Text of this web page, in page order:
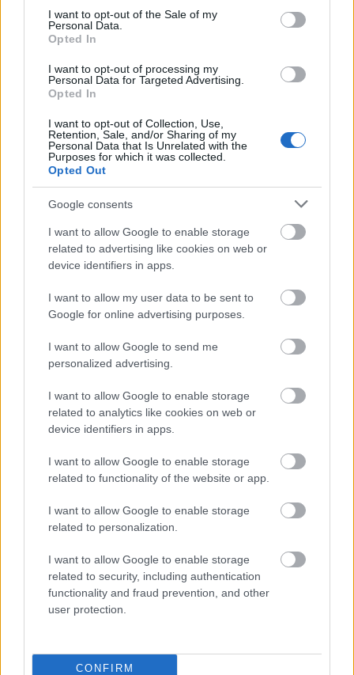
consent section.
I want to opt-out of the Sale of my
Personal Data.
Opted In
I want to opt-out of processing my
Personal Data for Targeted Advertising.
Opted In
I want to opt-out of Collection, Use,
Retention, Sale, and/or Sharing of my
Personal Data that Is Unrelated with the
Purposes for which it was collected.
Opted Out
Google consents
I want to allow Google to enable storage
related to advertising like cookies on web or
device identifiers in apps.
I want to allow my user data to be sent to
Google for online advertising purposes.
I want to allow Google to send me
personalized advertising.
I want to allow Google to enable storage
related to analytics like cookies on web or
device identifiers in apps.
I want to allow Google to enable storage
related to functionality of the website or app.
I want to allow Google to enable storage
related to personalization.
I want to allow Google to enable storage
related to security, including authentication
functionality and fraud prevention, and other
user protection.
CONFIRM
LEGFRISSEBB
Megérkezett az eső a Duna vízgyűjtőjére
Országos hírek
KECSKEMÉTEN IS SZAKIRÁNYÚ
EGYETEM
Országos hírek szúnyogirtás
szúnyoginvázió elkerülésében
TÚLFOGYASZTÁS NAPJA - JÚLIUS 30-RA
FELHASZNÁLTA AZ EMBERISÉG A FÖLD EGÉSZ
ÉVRE ELEGENDŐ ERŐFORRÁSAIT
HIRDETÉS
HIRDETÉS
HIRDETÉS
LEGOLVASOTTABB